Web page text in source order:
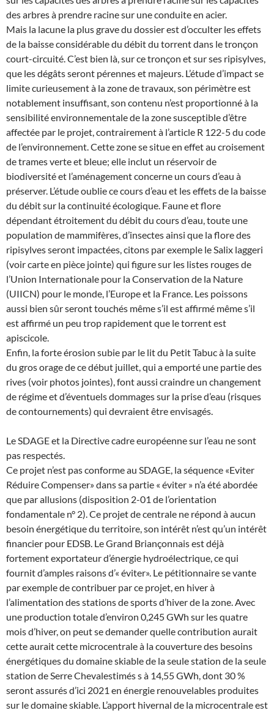
des arbres à prendre racine sur une conduite en acier.
Mais la lacune la plus grave du dossier est d’occulter les effets
de la baisse considérable du débit du torrent dans le tronçon
court-circuité. C’est bien là, sur ce tronçon et sur ses ripisylves,
que les dégâts seront pérennes et majeurs. L’étude d’impact se
limite curieusement à la zone de travaux, son périmètre est
notablement insuffisant, son contenu n’est proportionné à la
sensibilité environnementale de la zone susceptible d’être
affectée par le projet, contrairement à l’article R 122-5 du code
de l’environnement. Cette zone se situe en effet au croisement
de trames verte et bleue; elle inclut un réservoir de
biodiversité et l’aménagement concerne un cours d’eau à
préserver. L’étude oublie ce cours d’eau et les effets de la baisse
du débit sur la continuité écologique. Faune et flore
dépendant étroitement du débit du cours d’eau, toute une
population de mammifères, d’insectes ainsi que la flore des
ripisylves seront impactées, citons par exemple le Salix laggeri
(voir carte en pièce jointe) qui figure sur les listes rouges de
l’Union Internationale pour la Conservation de la Nature
(UIICN) pour le monde, l’Europe et la France. Les poissons
aussi bien sûr seront touchés même s’il est affirmé même s’il
est affirmé un peu trop rapidement que le torrent est
apiscicole.
Enfin, la forte érosion subie par le lit du Petit Tabuc à la suite
du gros orage de ce début juillet, qui a emporté une partie des
rives (voir photos jointes), font aussi craindre un changement
de régime et d’éventuels dommages sur la prise d’eau (risques
de contournements) qui devraient être envisagés.
Le SDAGE et la Directive cadre européenne sur l’eau ne sont
pas respectés.
Ce projet n’est pas conforme au SDAGE, la séquence «Eviter
Réduire Compenser» dans sa partie « éviter » n’a été abordée
que par allusions (disposition 2-01 de l’orientation
fondamentale n° 2). Ce projet de centrale ne répond à aucun
besoin énergétique du territoire, son intérêt n’est qu’un intérêt
financier pour EDSB. Le Grand Briançonnais est déjà
fortement exportateur d’énergie hydroélectrique, ce qui
fournit d’amples raisons d’« éviter». Le pétitionnaire se vante
par exemple de contribuer par ce projet, en hiver à
l’alimentation des stations de sports d’hiver de la zone. Avec
une production totale d’environ 0,245 GWh sur les quatre
mois d’hiver, on peut se demander quelle contribution aurait
cette aurait cette microcentrale à la couverture des besoins
énergétiques du domaine skiable de la seule station de la seule
station de Serre Chevalestimés s à 14,55 GWh, dont 30 %
seront assurés d’ici 2021 en énergie renouvelables produites
sur le domaine skiable. L’apport hivernal de la microcentrale est